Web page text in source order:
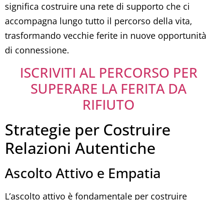
significa costruire una rete di supporto che ci
accompagna lungo tutto il percorso della vita,
trasformando vecchie ferite in nuove opportunità
di connessione.
ISCRIVITI AL PERCORSO PER
SUPERARE LA FERITA DA
RIFIUTO
Strategie per Costruire
Relazioni Autentiche
Ascolto Attivo e Empatia
L’ascolto attivo è fondamentale per costruire